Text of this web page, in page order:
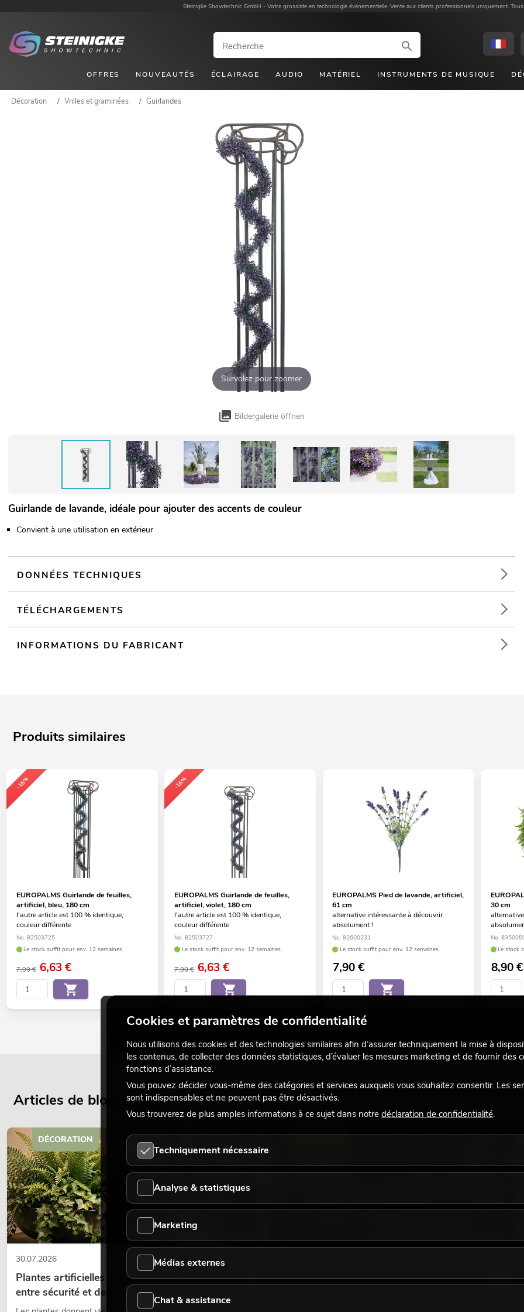
Steinigke Showtechnic GmbH - Votre grossiste en technologie événementielle. Vente aux clients professionnels uniquement.
OFFRES NOUVEAUTÉS ÉCLAIRAGE AUDIO MATÉRIEL INSTRUMENTS DE MUSIQUE
Décoration / Vrilles et graminées / Guirlandes
Survolez pour zoomer
Bildergalerie öffnen
Guirlande de lavande, idéale pour ajouter des accents de couleur
Convient à une utilisation en extérieur
DONNÉES TECHNIQUES
TÉLÉCHARGEMENTS
INFORMATIONS DU FABRICANT
Produits similaires
-16%
EUROPALMS Guirlande de feuilles,
artificiel, bleu, 180 cm
l'autre article est 100 % identique,
couleur différente
No. 82503725
Le stock suffit pour env. 12 semaines.
7,90 € 6,63€
-16%
EUROPALMS Guirlande de feuilles,
artificiel, violet, 180 cm
l'autre article est 100 % identique,
couleur différente
No. 82503727
Le stock suffit pour env. 12 semaines.
7,90 € 6,63€
EUROPALMS Pied de lavande, artificiel,
61 cm
alternative intéressante à découvrir
absolument !
No. 82600231
Le stock suffit pour env. 12 semaines.
7,90€
30 cm
No.
Le stock
8,90€
Articles de blog actuels
30.07.2026
Plantes artificielles ignifugées : l'alliance parfaite
entre sécurité et design
DÉCORATION
Une touche rétro dans un design d'éclairage
Cookies et paramètres de confidentialité
Nous utilisons des cookies et des technologies similaires afin d’assurer techniquement la mise à
les contenus, de collecter des données statistiques, d’évaluer les mesures marketing et de fournir des
fonctions d’assistance.
Vous pouvez décider vous-même des catégories et services auxquels vous souhaitez consentir. Les
sont indispensables et ne peuvent pas être désactivés.
Vous trouverez de plus amples informations à ce sujet dans notre déclaration de confidentialité.
Techniquement nécessaire
Analyse & statistiques
Marketing
Médias externes
Chat & assistance